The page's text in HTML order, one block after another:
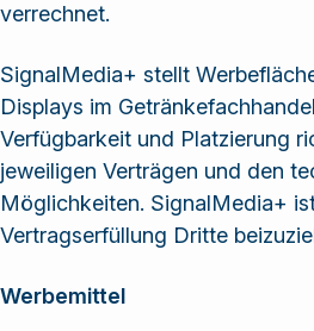
verrechnet.
SignalMedia+ stellt
Displays im
Verfügbarkeit und Platzierung
jeweiligen Verträgen und den
Möglichkeiten. SignalMedia+
Vertragserfüllung Dritte
Werbemittel